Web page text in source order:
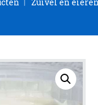
Zuivel en eieren